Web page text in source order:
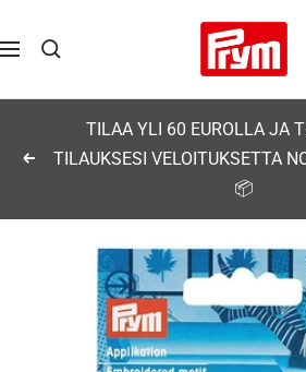
sisältöön
Navigaatio
Prym
Edellinen
TILAA YLI 60 EUROLLA JA
TILAUKSESI VELOITUKSETTA
📦